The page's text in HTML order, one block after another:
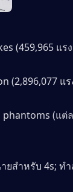
(459,965 แร
(2,896,077 แ
phantoms (แ
ยสำหรับ 4s;